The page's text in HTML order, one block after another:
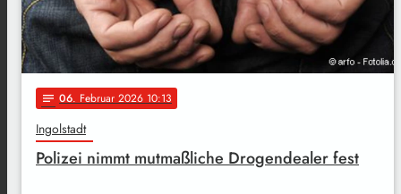
notes 06. Februar 2026 10:13
Ingolstadt
Polizei nimmt mutmaßliche Drogendealer fest